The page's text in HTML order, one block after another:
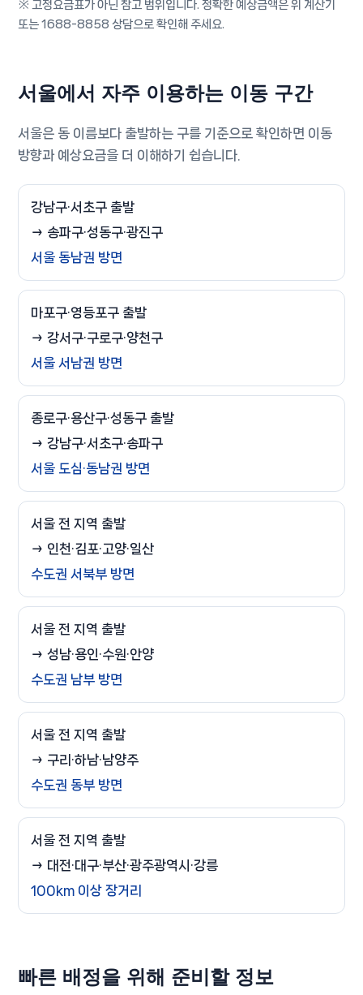
※ 고정요금표가 아닌 참고 범위입니다. 정확한 예상금액은 위 계산기
또는 1688-8858 상담으로 확인해 주세요.
서울에서 자주 이용하는 이동 구간
서울은 동 이름보다 출발하는 구를 기준으로 확인하면 이동
방향과 예상요금을 더 이해하기 쉽습니다.
강남구·서초구 출발
→ 송파구·성동구·광진구
서울 동남권 방면
마포구·영등포구 출발
→ 강서구·구로구·양천구
서울 서남권 방면
종로구·용산구·성동구 출발
→ 강남구·서초구·송파구
서울 도심·동남권 방면
서울 전 지역 출발
→ 인천·김포·고양·일산
수도권 서북부 방면
서울 전 지역 출발
→ 성남·용인·수원·안양
수도권 남부 방면
서울 전 지역 출발
→ 구리·하남·남양주
수도권 동부 방면
서울 전 지역 출발
→ 대전·대구·부산·광주광역시·강릉
100km 이상 장거리
빠른 배정을 위해 준비할 정보